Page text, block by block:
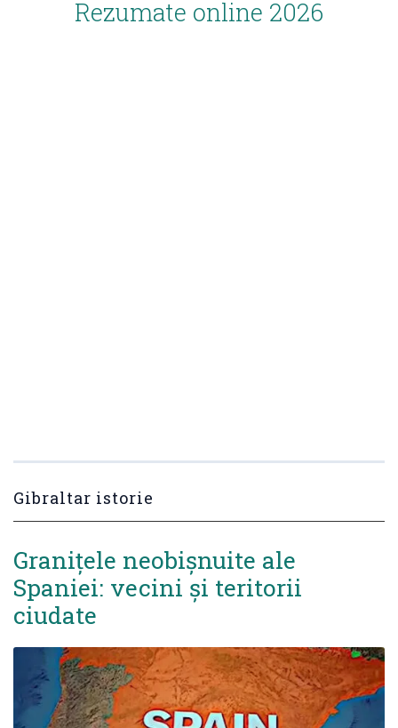
Rezumate online 2026
Gibraltar istorie
Granițele neobișnuite ale
Spaniei: vecini și teritorii
ciudate